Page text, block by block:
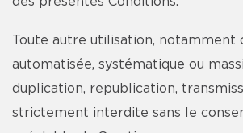
Toute autre utilisation, notamment
automatisée, systématique ou
duplication, republication,
strictement interdite sans le